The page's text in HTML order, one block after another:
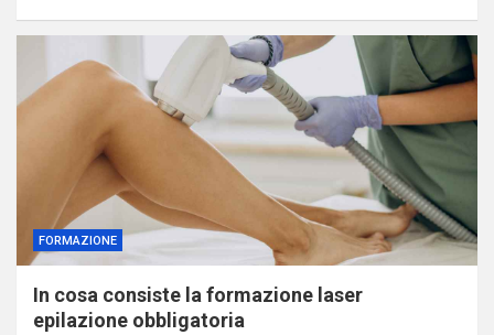
FORMAZIONE
In cosa consiste la formazione laser
epilazione obbligatoria